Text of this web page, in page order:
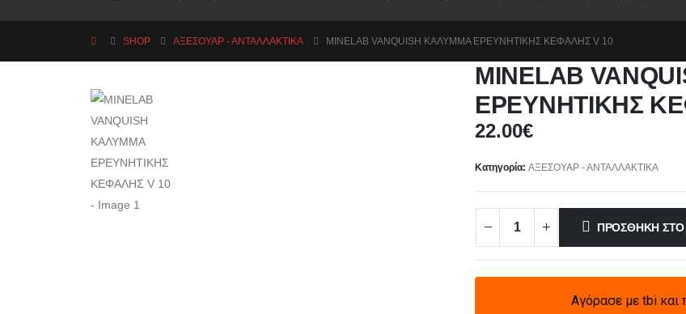
SHOP ΑΞΕΣΟΥΑΡ - ΑΝΤΑΛΛΑΚΤΙΚΑ MINELAB VANQUISH ΚΑΛΥΜΜΑ ΕΡΕΥΝΗΤΙΚΗΣ ΚΕΦΑΛΗΣ V 10
MINELAB
ΕΡΕΥΝΗΤΙΚΗΣ
22.00€
Κατηγορία: ΑΞΕΣΟΥΑΡ - ΑΝΤΑΛΛΑΚΤΙΚΑ
ΠΡΟΣΘΉΚΗ ΣΤΟ
Αγόρασε με tbi και